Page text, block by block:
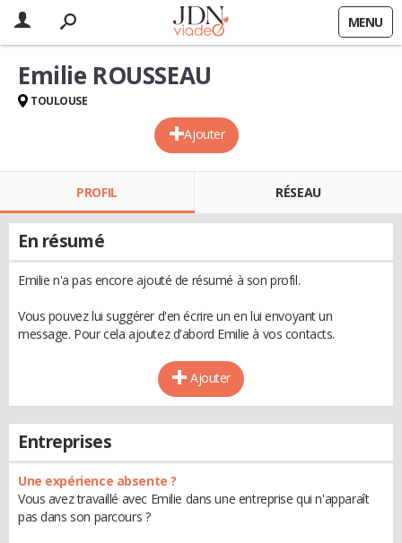
MENU
Ajouter
Emilie ROUSSEAU
TOULOUSE
PROFIL RÉSEAU
En résumé
Emilie n'a pas encore ajouté de résumé à son profil.
Vous pouvez lui suggérer d'en écrire un en lui envoyant un
message. Pour cela ajoutez d'abord Emilie à vos contacts.
Ajouter
Entreprises
Une expérience absente ?
Vous avez travaillé avec Emilie dans une entreprise qui n'apparaît
pas dans son parcours ?